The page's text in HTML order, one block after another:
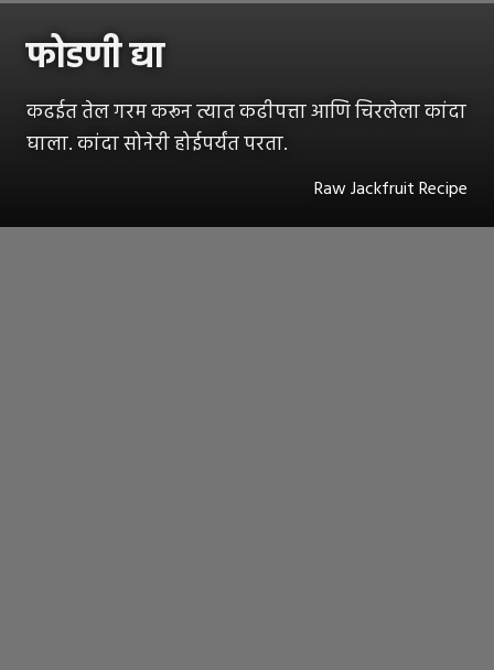
फोडणी द्या
कढईत तेल गरम करून त्यात कढीपत्ता आणि चिरलेला कांदा
घाला. कांदा सोनेरी होईपर्यंत परता.
Raw Jackfruit Recipe